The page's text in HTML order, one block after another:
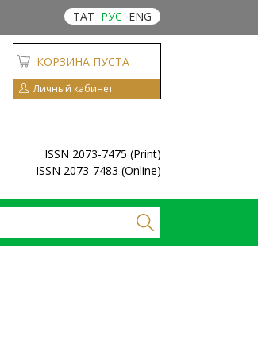
ТАТ РУС ENG
КОРЗИНА ПУСТА
Личный кабинет
ISSN 2073-7475 (Print)
ISSN 2073-7483 (Online)